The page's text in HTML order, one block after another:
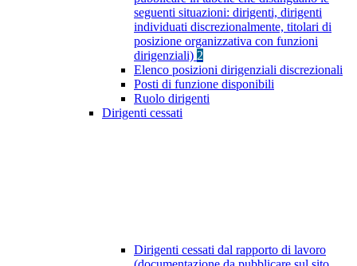
seguenti situazioni: dirigenti, dirigenti
individuati discrezionalmente, titolari di
posizione organizzativa con funzioni
dirigenziali) 2
Elenco posizioni dirigenziali discrezionali
Posti di funzione disponibili
Ruolo dirigenti
Dirigenti cessati
Dirigenti cessati dal rapporto di lavoro